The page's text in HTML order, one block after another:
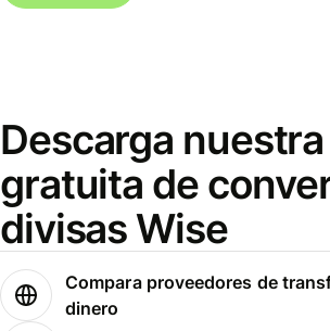
Descarga
gratuita de
divisas Wise
Compara proveedores de
dinero